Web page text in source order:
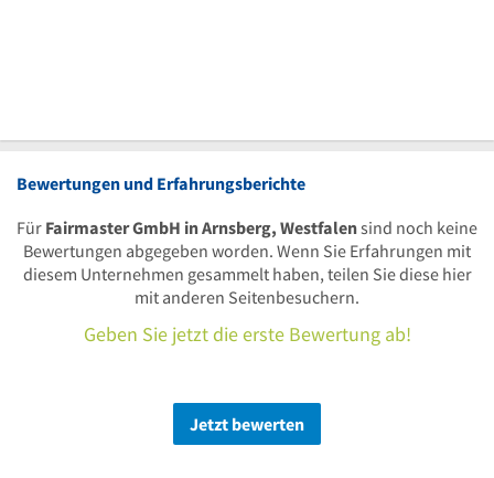
Bewertungen und Erfahrungsberichte
Für Fairmaster GmbH in Arnsberg, Westfalensind noch keine
Bewertungen abgegeben worden. Wenn Sie Erfahrungen mit
diesem Unternehmen gesammelt haben, teilen Sie diese hier
mit anderen Seitenbesuchern.
Geben Sie jetzt die erste Bewertung ab!
Jetzt bewerten